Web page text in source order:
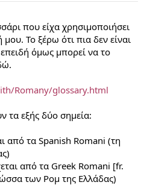
που είχα χρησιμοποιήσει
Το ξέρω ότι πια δεν είναι
όμως μπορεί να το
Romany/glossary.html
τα εξής δύο σημεία:
από τα Spanish Romani (τη
από τα Greek Romani [fr.
των Ρομ της Ελλάδας)